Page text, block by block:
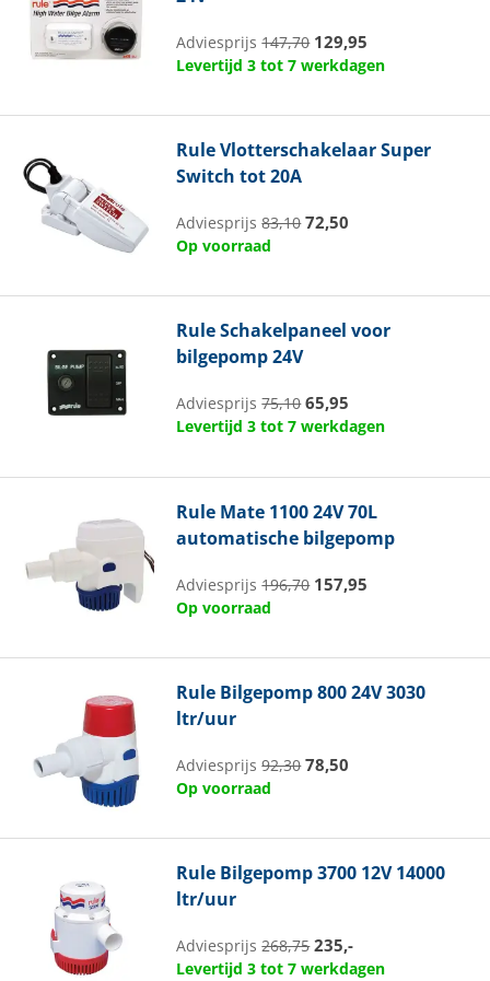
Adviesprijs147,70 129,95
Levertijd 3 tot 7 werkdagen
RuleVlotterschakelaar Super
Switch tot 20A
Adviesprijs83,10 72,50
Op voorraad
RuleSchakelpaneel voor
bilgepomp 24V
Adviesprijs75,10 65,95
Levertijd 3 tot 7 werkdagen
Rule Mate 1100 24V 70L
automatische bilgepomp
Adviesprijs196,70 157,95
Op voorraad
Rule Bilgepomp 800 24V 3030
ltr/uur
Adviesprijs92,30 78,50
Op voorraad
Rule Bilgepomp 3700 12V 14000
ltr/uur
Adviesprijs268,75 235,-
Levertijd 3 tot 7 werkdagen